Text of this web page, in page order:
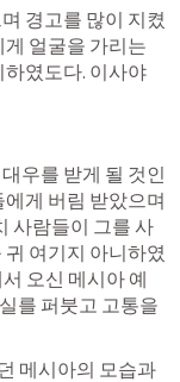
경고를 많이 지켰
얼굴을 가리는
하였도다. 이사야
우를 받게 될 것인
게 버림 받았으며
사람들이 그를 사
여기지 아니하였
오신 메시아 예
를 퍼붓고 고통을
메시아의 모습과